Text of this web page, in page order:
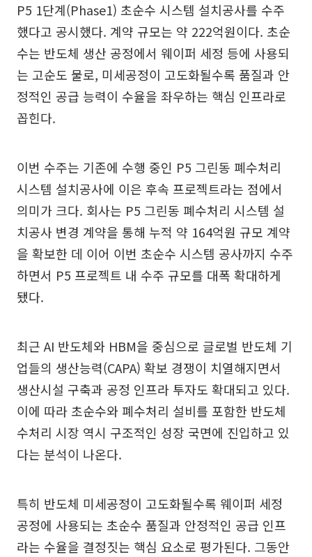
P5 1단계(Phase1) 초순수 시스템 설치공사를 수주
했다고 공시했다. 계약 규모는 약 222억원이다. 초순
수는 반도체 생산 공정에서 웨이퍼 세정 등에 사용되
는 고순도 물로, 미세공정이 고도화될수록 품질과 안
정적인 공급 능력이 수율을 좌우하는 핵심 인프라로
꼽힌다.
이번 수주는 기존에 수행 중인 P5 그린동 폐수처리
시스템 설치공사에 이은 후속 프로젝트라는 점에서
의미가 크다. 회사는 P5 그린동 폐수처리 시스템 설
치공사 변경 계약을 통해 누적 약 164억원 규모 계약
을 확보한 데 이어 이번 초순수 시스템 공사까지 수주
하면서 P5 프로젝트 내 수주 규모를 대폭 확대하게
됐다.
최근 AI 반도체와 HBM을 중심으로 글로벌 반도체 기
업들의 생산능력(CAPA) 확보 경쟁이 치열해지면서
생산시설 구축과 공정 인프라 투자도 확대되고 있다.
이에 따라 초순수와 폐수처리 설비를 포함한 반도체
수처리 시장 역시 구조적인 성장 국면에 진입하고 있
다는 분석이 나온다.
특히 반도체 미세공정이 고도화될수록 웨이퍼 세정
공정에 사용되는 초순수 품질과 안정적인 공급 인프
라는 수율을 결정짓는 핵심 요소로 평가된다. 그동안